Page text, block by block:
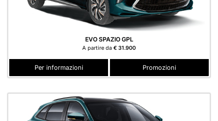
EVO SPAZIO GPL
A partire da € 31.900
Per informazioni Promozioni